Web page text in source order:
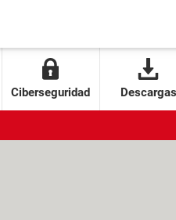
Ciberseguridad Descargas